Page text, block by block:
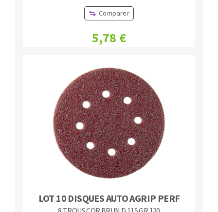
Comparer
5,78 €
LOT 10 DISQUES AUTO AGRIP PERF